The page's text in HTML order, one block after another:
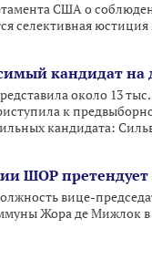
США о
селективная
кандидат
около 13
к
кандидата:
ШОР
вице-
Жора де Мижлок в